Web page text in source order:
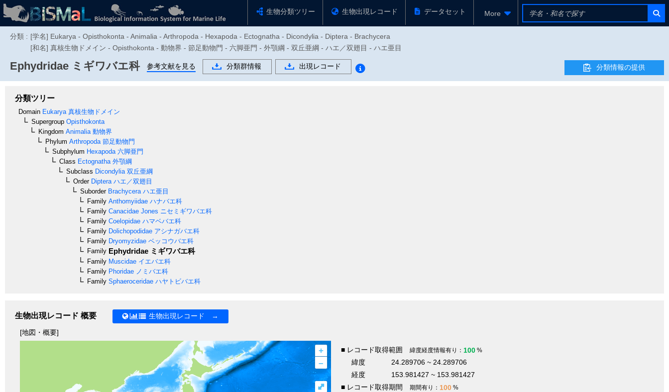
生物分類ツリー 生物出現レコード データセット More
分類 : [学名] Eukarya - Opisthokonta - Animalia - Arthropoda - Hexapoda - Ectognatha - Dicondylia - Diptera - Brachycera
[和名] 真核生物ドメイン - Opisthokonta - 動物界 - 節足動物門 - 六脚亜門 - 外顎綱 - 双丘亜綱 - ハエ／双翅目 - ハエ亜目
Ephydridae ミギワバエ科 参考文献を見る 分類群情報 出現レコード 分類情報の提供
分類ツリー
Domain Eukarya 真核生物ドメイン
Supergroup Opisthokonta
Kingdom Animalia 動物界
Phylum Arthropoda 節足動物門
Subphylum Hexapoda 六脚亜門
Class Ectognatha 外顎綱
Subclass Dicondylia 双丘亜綱
OrderDiptera ハエ／双翅目
SuborderBrachycera ハエ亜目
Family Anthomyiidae ハナバエ科
Family Canacidae Jones ニセミギワバエ科
Family Coelopidae ハマベバエ科
Family Dolichopodidae アシナガバエ科
Family Dryomyzidae ベッコウバエ科
Family Ephydridae ミギワバエ科
Family Muscidae イエバエ科
Family Phoridae ノミバエ科
Family Sphaeroceridae ハヤトビバエ科
生物出現レコード 概要 生物出現レコード →
[地図・概要]
+
–
⤢
■ レコード取得範囲 緯度経度情報有り： 100 %
緯度
24.289706 ~ 24.289706
経度
153.981427 ~ 153.981427
■ レコード取得期間
期間有り： 100 %